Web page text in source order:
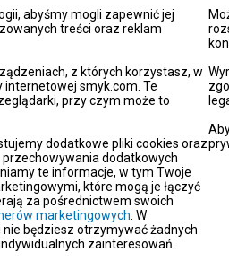
abyśmy mogli zapewnić jej
treści oraz reklam
z których korzystasz, w
internetowej smyk.com. Te
przy czym może to
dodatkowe pliki cookies oraz
dodatkowych
te informacje, w tym Twoje
które mogą je łączyć
za pośrednictwem swoich
marketingowych . W
będziesz otrzymywać żadnych
zainteresowań.
płatności
podarunkowe
sklep SMYK
zgodności
Deklaracja